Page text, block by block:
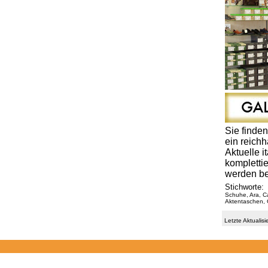
Sie
ein
Aktuelle
werden
Stichworte:
Schuhe, Ara,
Aktentaschen,
Letzte